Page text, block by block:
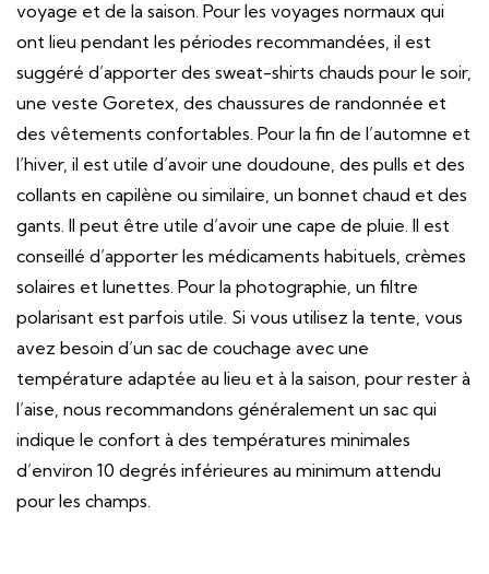
voyage et de la saison. Pour les voyages normaux qui
ont lieu pendant les périodes recommandées, il est
suggéré d’apporter des sweat-shirts chauds pour le soir,
une veste Goretex, des chaussures de randonnée et
des vêtements confortables. Pour la fin de l’automne et
l’hiver, il est utile d’avoir une doudoune, des pulls et des
collants en capilène ou similaire, un bonnet chaud et des
gants. Il peut être utile d’avoir une cape de pluie. Il est
conseillé d’apporter les médicaments habituels, crèmes
solaires et lunettes. Pour la photographie, un filtre
polarisant est parfois utile. Si vous utilisez la tente, vous
avez besoin d’un sac de couchage avec une
température adaptée au lieu et à la saison, pour rester à
l’aise, nous recommandons généralement un sac qui
indique le confort à des températures minimales
d’environ 10 degrés inférieures au minimum attendu
pour les champs.